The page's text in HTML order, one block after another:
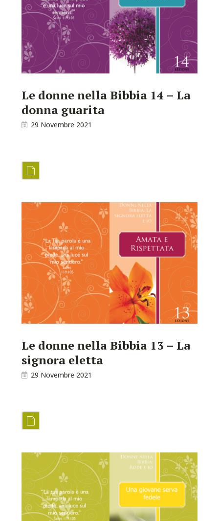
Le donne nella Bibbia 14 – La
donna guarita
29 Novembre 2021
Le donne nella Bibbia 13 – La
signora eletta
29 Novembre 2021